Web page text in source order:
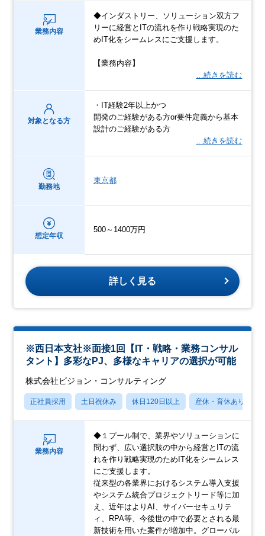
業務内容
◆インダストリー、ソリューション双方フ
リーに経営とITの流れを作り戦略実現のた
めIT化をシームレスにご支援します。
【業務内容】
…続きを読む
対象となる方
・IT経験2年以上かつ
開発のご経験がある方or要件定義から基本
設計のご経験がある方
…続きを読む
勤務地
東京都
想定年収
500～1400万円
詳しく見る
※西日本支社※面接1回【IT・戦略・業務コンサル
タント】多彩なPJ、多様なキャリアの選択が可能
株式会社ビジョン・コンサルティング
正社員採用 土日祝休み 休日120日以上 産休・育休あり
業務内容
◆１プール制で、業界やソリューションに
問わず、広い選択肢の中から経営とITの流
れを作り戦略実現のためIT化をシームレス
にご支援します。
従来型の各業界におけるシステム導入支援
やシステム統合プロジェクトリード等に加
え、近年はよりAI、サイバーセキュリテ
ィ、RPA等、今後世の中で必要とされる最
新技術を用いた案件が増加中。グローバル